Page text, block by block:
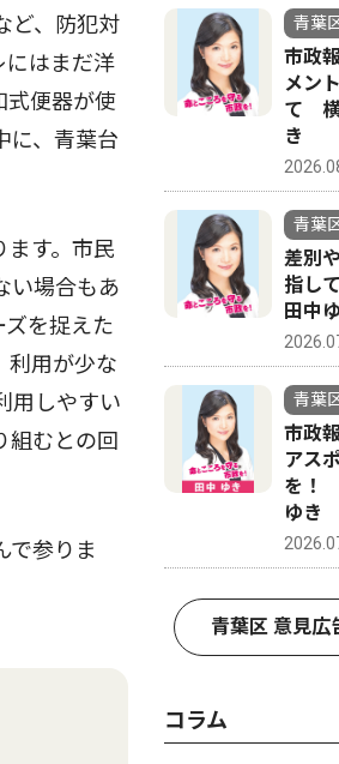
ど、防犯対
にはまだ洋
式便器が使
に、青葉台
す。市民
い場合もあ
を捉えた
利用が少な
用しやすい
組むとの回
で参りま
青葉
市政
メン
て 横
き
青葉
差別
指し
田中
青葉
市政
アス
を！
ゆき
青葉区 意見広
コラム